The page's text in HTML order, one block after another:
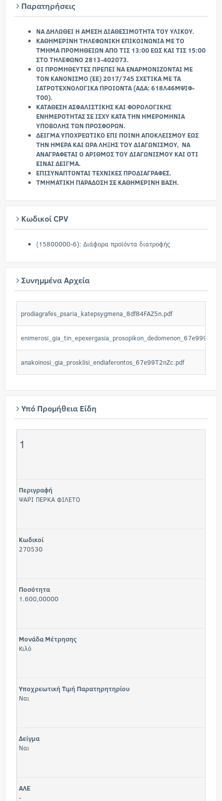
Παρατηρήσεις
ΝΑ ΔΗΛΩΘΕΙ Η ΑΜΕΣΗ ΔΙΑΘΕΣΙΜΟΤΗΤΑ ΤΟΥ ΥΛΙΚΟΥ.
ΚΑΘΗΜΕΡΙΝΗ ΤΗΛΕΦΩΝΙΚΗ ΕΠΙΚΟΙΝΩΝΙΑ ΜΕ ΤΟ
ΤΜΗΜΑ ΠΡΟΜΗΘΕΙΩΝ ΑΠΟ ΤΙΣ 13:00 ΕΩΣ ΚΑΙ ΤΙΣ 15:00
ΣΤΟ ΤΗΛΕΦΩΝΟ 2813-402073.
ΟΙ ΠΡΟΜΗΘΕΥΤΕΣ ΠΡΕΠΕΙ ΝΑ ΕΝΑΡΜΟΝΙΖΟΝΤΑΙ ΜΕ
ΤΟΝ ΚΑΝΟΝΙΣΜΟ (ΕΕ) 2017/745 ΣΧΕΤΙΚΑ ΜΕ ΤΑ
ΙΑΤΡΟΤΕΧΝΟΛΟΓΙΚΑ ΠΡΟΙΟΝΤΑ (ΑΔΑ: 618Λ46ΜΨΙΦ-
Τ00).
ΚΑΤΑΘΕΣΗ ΑΣΦΑΛΙΣΤΙΚΗΣ ΚΑΙ ΦΟΡΟΛΟΓΙΚΗΣ
ΕΝΗΜΕΡΟΤΗΤΑΣ ΣΕ ΙΣΧΥ ΚΑΤΑ ΤΗΝ ΗΜΕΡΟΜΗΝΙΑ
ΥΠΟΒΟΛΗΣ ΤΩΝ ΠΡΟΣΦΟΡΩΝ.
ΔΕΙΓΜΑ ΥΠΟΧΡΕΩΤΙΚΟ ΕΠΙ ΠΟΙΝΗ ΑΠΟΚΛΕΙΣΜΟΥ ΕΩΣ
ΤΗΝ ΗΜΕΡΑ ΚΑΙ ΩΡΑ ΛΗΞΗΣ ΤΟΥ ΔΙΑΓΩΝΙΣΜΟΥ, ΝΑ
ΑΝΑΓΡΑΦΕΤΑΙ Ο ΑΡΙΘΜΟΣ ΤΟΥ ΔΙΑΓΩΝΙΣΜΟΥ ΚΑΙ ΟΤΙ
ΕΙΝΑΙ ΔΕΙΓΜΑ.
ΕΠΙΣΥΝΑΠΤΟΝΤΑΙ ΤΕΧΝΙΚΕΣ ΠΡΟΔΙΑΓΡΑΦΕΣ.
ΤΜΗΜΑΤΙΚΗ ΠΑΡΑΔΟΣΗ ΣΕ ΚΑΘΗΜΕΡΙΝΗ ΒΑΣΗ.
Κωδικοί CPV
(15800000-6): Διάφορα προϊόντα διατροφής
Συνημμένα Αρχεία
prodiagrafes_psaria_katepsygmena_8df84FAZ5n.pdf
anakoinosi_gia_prosklisi_endiaferontos_67e99T2nZc.pdf
Υπό Προμήθεια Είδη
1
Περιγραφή
ΨΑΡΙ ΠΕΡΚΑ ΦΙΛΕΤΟ
Κωδικοί
270530
Ποσότητα
1.600,00000
Μονάδα Μέτρησης
Κιλό
Υποχρεωτική Τιμή Παρατηρητηρίου
Ναι
Δείγμα
Ναι
ΑΛΕ
-